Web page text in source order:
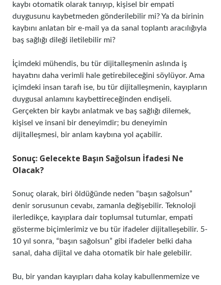
kaybı otomatik olarak tanıyıp, kişisel bir empati
duygusunu kaybetmeden gönderilebilir mi? Ya da birinin
kaybını anlatan bir e-mail ya da sanal toplantı aracılığıyla
baş sağlığı dileği iletilebilir mi?
İçimdeki mühendis, bu tür dijitalleşmenin aslında iş
hayatını daha verimli hale getirebileceğini söylüyor. Ama
içimdeki insan tarafı ise, bu tür dijitalleşmenin, kayıpların
duygusal anlamını kaybettireceğinden endişeli.
Gerçekten bir kaybı anlatmak ve baş sağlığı dilemek,
kişisel ve insani bir deneyimdir; bu deneyimin
dijitalleşmesi, bir anlam kaybına yol açabilir.
Sonuç: Gelecekte Başın Sağolsun İfadesi Ne
Olacak?
Sonuç olarak, biri öldüğünde neden “başın sağolsun”
denir sorusunun cevabı, zamanla değişebilir. Teknoloji
ilerledikçe, kayıplara dair toplumsal tutumlar, empati
gösterme biçimlerimiz ve bu tür ifadeler dijitalleşebilir. 5-
10 yıl sonra, “başın sağolsun” gibi ifadeler belki daha
sanal, daha dijital ve daha otomatik bir hale gelebilir.
Bu, bir yandan kayıpları daha kolay kabullenmemize ve